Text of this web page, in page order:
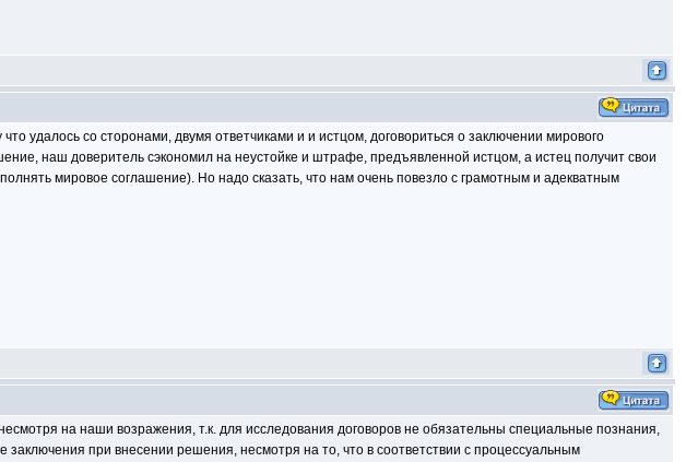
удалось со сторонами, двумя ответчиками и и истцом, договориться о заключении мирового
наш доверитель сэкономил на неустойке и штрафе, предъявленной истцом, а истец получит свои
мировое соглашение). Но надо сказать, что нам очень повезло с грамотным и адекватным
на наши возражения, т.к. для исследования договоров не обязательны специальные познания,
при внесении решения, несмотря на то, что в соответствии с процессуальным